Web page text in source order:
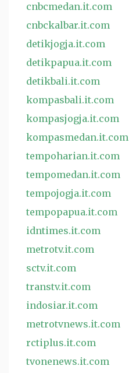
cnbcmedan.it.com
cnbckalbar.it.com
detikjogja.it.com
detikpapua.it.com
detikbali.it.com
kompasbali.it.com
kompasjogja.it.com
kompasmedan.it.com
tempoharian.it.com
tempomedan.it.com
tempojogja.it.com
tempopapua.it.com
idntimes.it.com
metrotv.it.com
sctv.it.com
transtv.it.com
indosiar.it.com
metrotvnews.it.com
rctiplus.it.com
tvonenews.it.com